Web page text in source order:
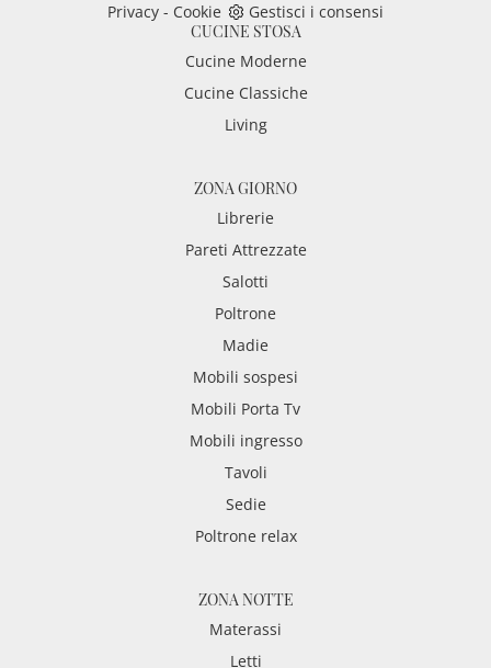
Privacy - Cookie
Gestisci i consensi
CUCINE STOSA
Cucine Moderne
Cucine Classiche
Living
ZONA GIORNO
Librerie
Pareti Attrezzate
Salotti
Poltrone
Madie
Mobili sospesi
Mobili Porta Tv
Mobili ingresso
Tavoli
Sedie
Poltrone relax
ZONA NOTTE
Materassi
Letti